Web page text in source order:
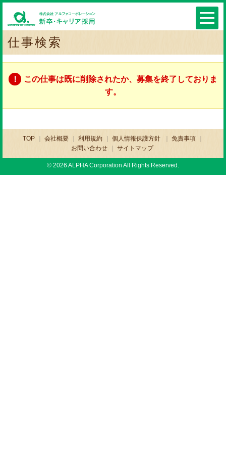
仕事検索
この仕事は既に削除されたか、募集を終了しておりま
す。
TOP 会社概要 利用規約 個人情報保護方針
免責事項
お問い合わせ
サイトマップ
© 2026 ALPHA Corporation All Rights Reserved.